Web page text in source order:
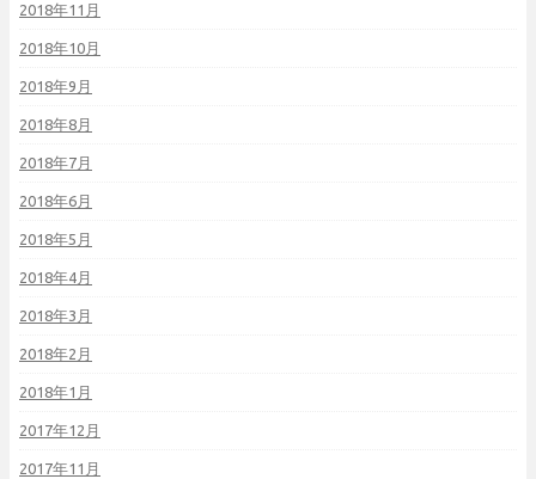
2018年11月
2018年10月
2018年9月
2018年8月
2018年7月
2018年6月
2018年5月
2018年4月
2018年3月
2018年2月
2018年1月
2017年12月
2017年11月